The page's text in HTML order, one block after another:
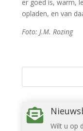
er goed is, warm,
opladen, en van
Foto: J.M. Rozing

Wilt u op